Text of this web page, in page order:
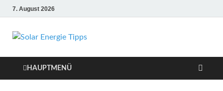
7. August 2026
Solar Energie
Tipps
Informationen und Tipps
HAUPTMENÜ